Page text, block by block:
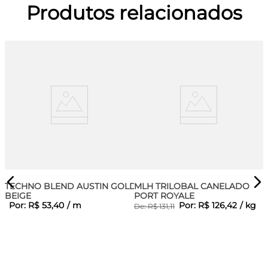
Produtos relacionados
TECHNO BLEND AUSTIN GOLD
BEIGE
Por: R$ 53,40 / m
MLH TRILOBAL CANELADO
PORT ROYALE
De:R$ 131,11 Por: R$ 126,42 / kg